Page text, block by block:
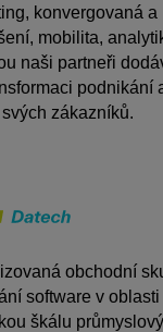
konvergovaná a
mobilita,
naši partneři
podnikání
zákazníků.
obchodní
software v
škálu